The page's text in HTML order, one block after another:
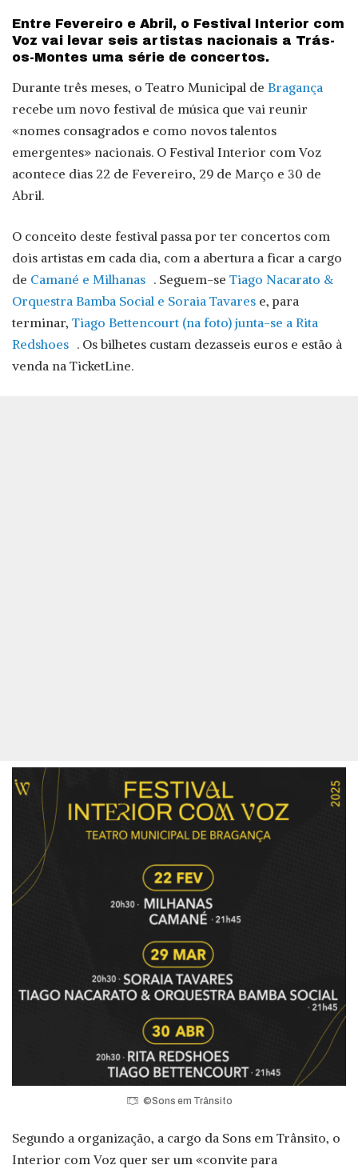
Entre Fevereiro e Abril, o Festival Interior com
Voz vai levar seis artistas nacionais a Trás-
os-Montes uma série de concertos.
Durante três meses, o Teatro Municipal de Bragança
recebe um novo festival de música que vai reunir
«nomes consagrados e como novos talentos
emergentes» nacionais. O Festival Interior com Voz
acontece dias 22 de Fevereiro, 29 de Março e 30 de
Abril.
O conceito deste festival passa por ter concertos com
dois artistas em cada dia, com a abertura a ficar a cargo
de Camané e Milhanas . Seguem-se Tiago Nacarato &
Orquestra Bamba Social e Soraia Tavares e, para
terminar, Tiago Bettencourt (na foto) junta-se a Rita
Redshoes . Os bilhetes custam dezasseis euros e estão à
venda na TicketLine.
©Sons em Trânsito
Segundo a organização, a cargo da Sons em Trânsito, o
Interior com Voz quer ser um «convite para